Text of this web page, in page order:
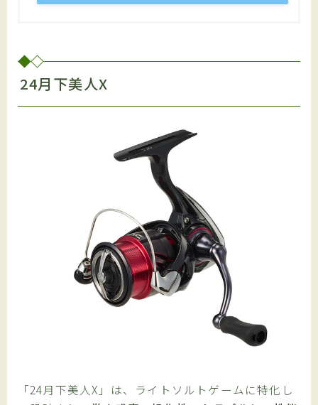
24月下美人X
「24月下美人X」は、ライトソルトゲームに特化し